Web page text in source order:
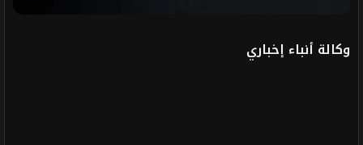
وكالة أنباء إخباري